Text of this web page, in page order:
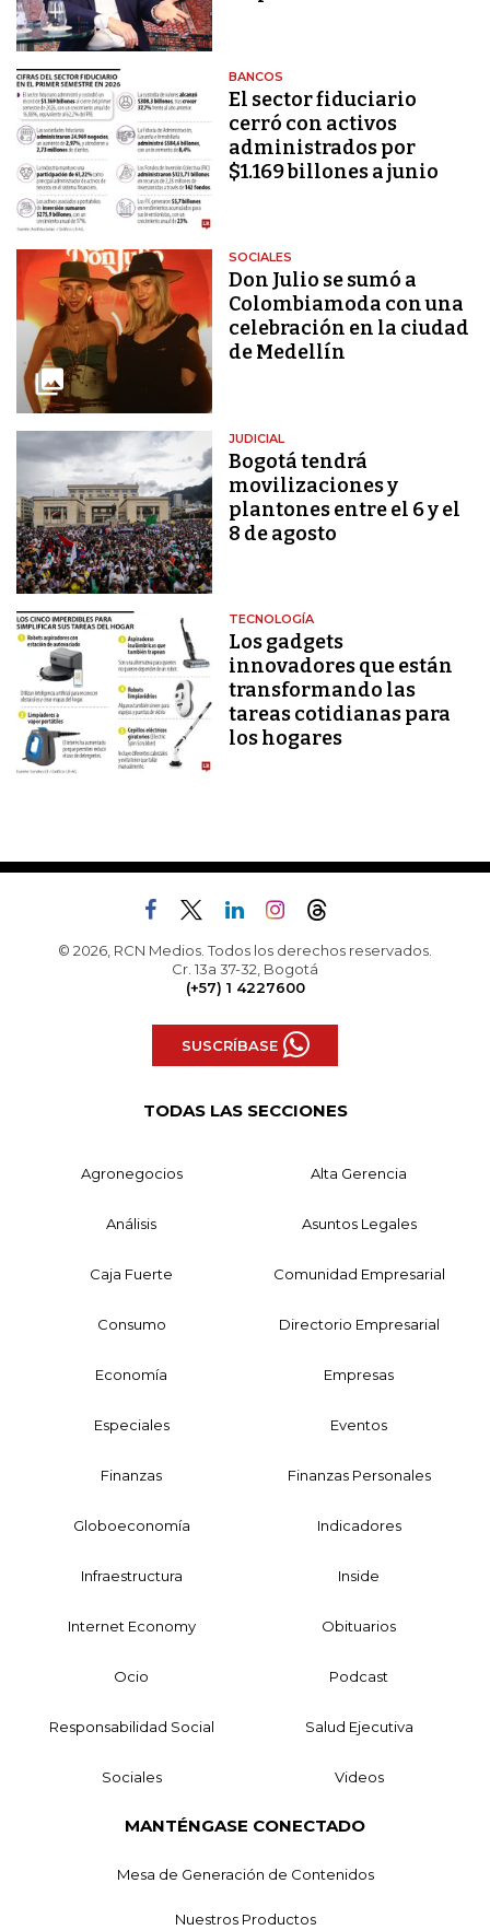
BANCOS
El sector fiduciario
cerró con activos
administrados por
$1.169 billones a junio
SOCIALES
Don Julio se sumó a
Colombiamoda con una
celebración en la ciudad
de Medellín
JUDICIAL
Bogotá tendrá
movilizaciones y
plantones entre el 6 y el
8 de agosto
TECNOLOGÍA
Los gadgets
innovadores que están
transformando las
tareas cotidianas para
los hogares
© 2026, RCN Medios. Todos los derechos reservados.
Cr. 13a 37-32, Bogotá
(+57) 1 4227600
SUSCRÍBASE
TODAS LAS SECCIONES
Agronegocios Alta Gerencia
Análisis Asuntos Legales
Caja Fuerte Comunidad Empresarial
Consumo Directorio Empresarial
Economía Empresas
Especiales Eventos
Finanzas Finanzas Personales
Globoeconomía Indicadores
Infraestructura Inside
Internet Economy Obituarios
Ocio Podcast
Responsabilidad Social Salud Ejecutiva
Sociales Videos
MANTÉNGASE CONECTADO
Mesa de Generación de Contenidos
Nuestros Productos